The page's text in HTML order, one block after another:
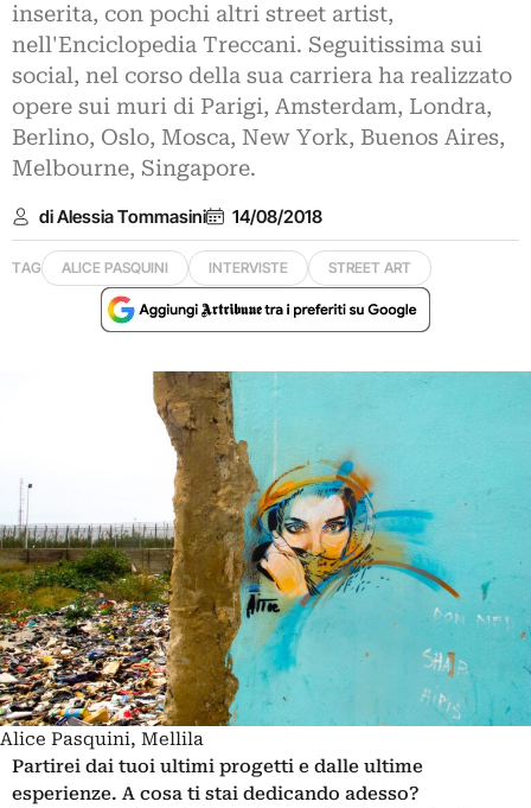
inserita, con pochi altri street artist,
nell'Enciclopedia Treccani. Seguitissima sui
social, nel corso della sua carriera ha realizzato
opere sui muri di Parigi, Amsterdam, Londra,
Berlino, Oslo, Mosca, New York, Buenos Aires,
Melbourne, Singapore.
di Alessia Tommasini 14/08/2018
TAG ALICE PASQUINI INTERVISTE STREET ART
Alice Pasquini, Mellila
Partirei dai tuoi ultimi progetti e dalle ultime
esperienze. A cosa ti stai dedicando adesso?